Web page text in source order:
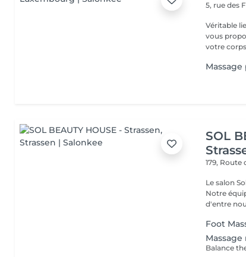
5, rue des
Véritable lieu
vous
votre
Massage
SOL
179,
Le salon
Notre
d'entre
Foot